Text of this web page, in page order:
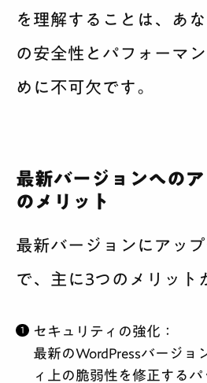
を理解することは、あ
の安全性とパフォーマ
めに不可欠です。
最新バージョンへの
のメリット
最新バージョンにアッ
で、主に3つのメリット
セキュリティの強化 ：
最新のWordPressバージョ
ィ上の脆弱性を修正する